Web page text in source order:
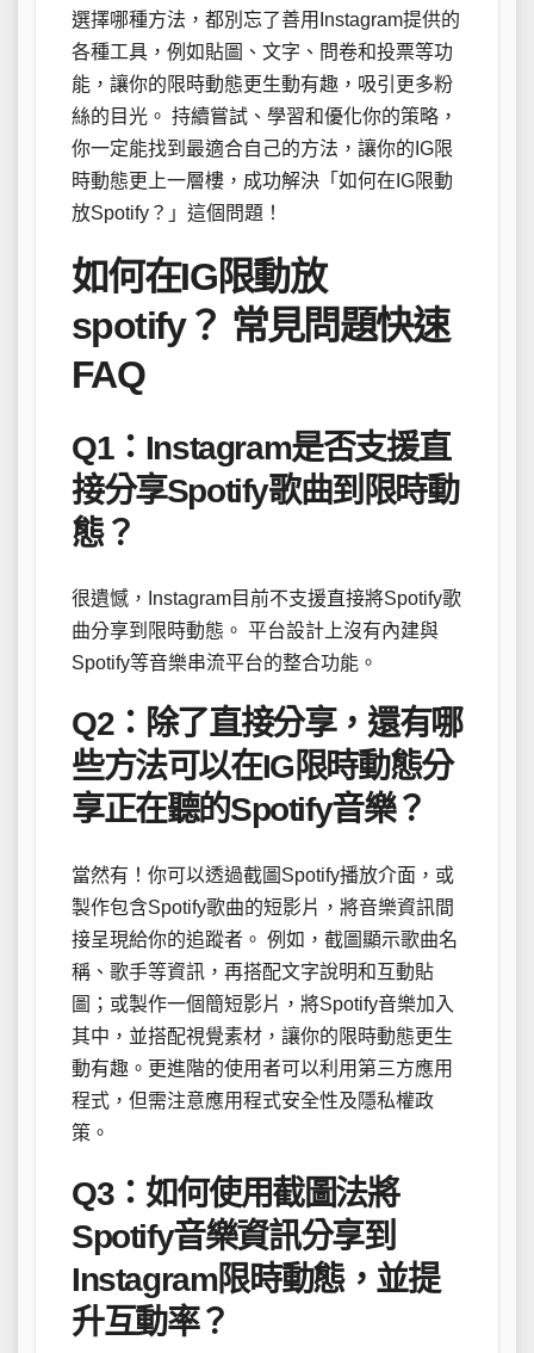
選擇哪種方法，都別忘了善用Instagram提供的
各種工具，例如貼圖、文字、問卷和投票等功
能，讓你的限時動態更生動有趣，吸引更多粉
絲的目光。 持續嘗試、學習和優化你的策略，
你一定能找到最適合自己的方法，讓你的IG限
時動態更上一層樓，成功解決「如何在IG限動
放Spotify？」這個問題！
如何在IG限動放
spotify？ 常見問題快速
FAQ
Q1：Instagram是否支援直
接分享Spotify歌曲到限時動
態？
很遺憾，Instagram目前不支援直接將Spotify歌
曲分享到限時動態。 平台設計上沒有內建與
Spotify等音樂串流平台的整合功能。
Q2：除了直接分享，還有哪
些方法可以在IG限時動態分
享正在聽的Spotify音樂？
當然有！你可以透過截圖Spotify播放介面，或
製作包含Spotify歌曲的短影片，將音樂資訊間
接呈現給你的追蹤者。 例如，截圖顯示歌曲名
稱、歌手等資訊，再搭配文字說明和互動貼
圖；或製作一個簡短影片，將Spotify音樂加入
其中，並搭配視覺素材，讓你的限時動態更生
動有趣。更進階的使用者可以利用第三方應用
程式，但需注意應用程式安全性及隱私權政
策。
Q3：如何使用截圖法將
Spotify音樂資訊分享到
Instagram限時動態，並提
升互動率？